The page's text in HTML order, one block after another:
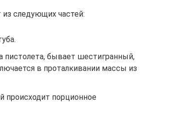
из следующих частей:
бывает шестигранный,
в проталкивании массы из
происходит порционное